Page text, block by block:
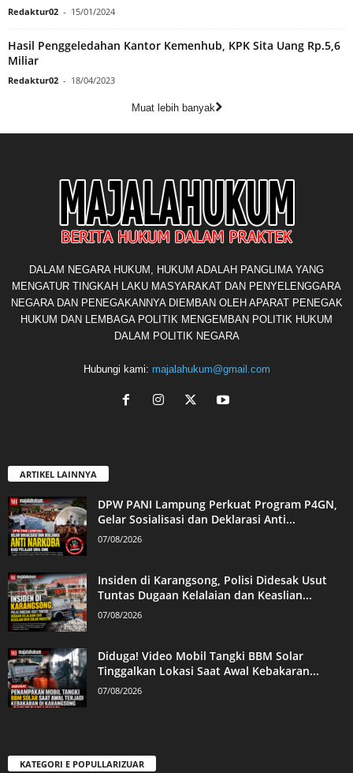
Redaktur02 - 15/01/2024
Hasil Penggeledahan Kantor Kemenhub, KPK Sita Uang Rp.5,6
Miliar
Redaktur02 - 18/04/2023
Muat lebih banyak
DALAM NEGARA HUKUM, HUKUM ADALAH PANGLIMA YANG
MENGATUR TINGKAH LAKU MASYARAKAT DAN PENYELENGGARA
NEGARA DAN PENEGAKANNYA DIEMBAN OLEH APARAT PENEGAK
HUKUM DAN LEMBAGA POLITIK MENGEMBAN POLITIK HUKUM
DALAM POLITIK NEGARA
Hubungi kami: majalahukum@gmail.com
ARTIKEL LAINNYA
DPW PANI Lampung Perkuat Program P4GN,
Gelar Sosialisasi dan Deklarasi Anti...
07/08/2026
Insiden di Karangsong, Polisi Didesak Usut
Tuntas Dugaan Kelalaian dan Keaslian...
07/08/2026
Diduga! Video Mobil Tangki BBM Solar
Tinggalkan Lokasi Saat Awal Kebakaran...
07/08/2026
KATEGORI E POPULLARIZUAR